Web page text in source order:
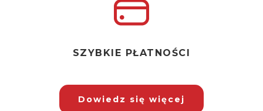
SZYBKIE PŁATNOŚCI
Dowiedz się więcej